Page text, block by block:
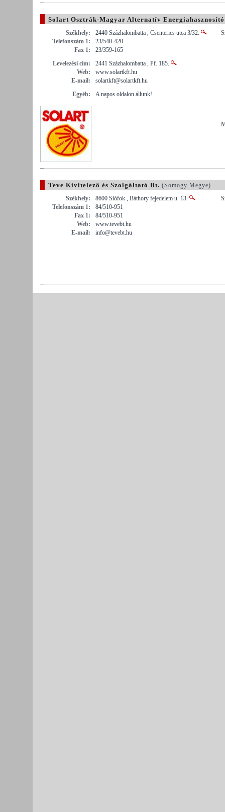
Solart Osztrák-Magyar Alternatív
Székhely:
2440 Százhalombatta , Csenterics utca 3/32.
Telefonszám 1:
23/540-420
Fax 1:
23/359-165
Levelezési cím:
2441 Százhalombatta , Pf. 185.
Web:
www.solartkft.hu
E-mail:
solartkft@solartkft.hu
Egyéb:
A napos oldalon állunk!
Teve Kivitelező és Szolgáltató Bt. (Somogy Megye)
Székhely:
8600 Siófok , Báthory fejedelem u. 13.
Telefonszám 1:
84/510-951
Fax 1:
84/510-951
Web:
www.tevebt.hu
E-mail:
info@tevebt.hu